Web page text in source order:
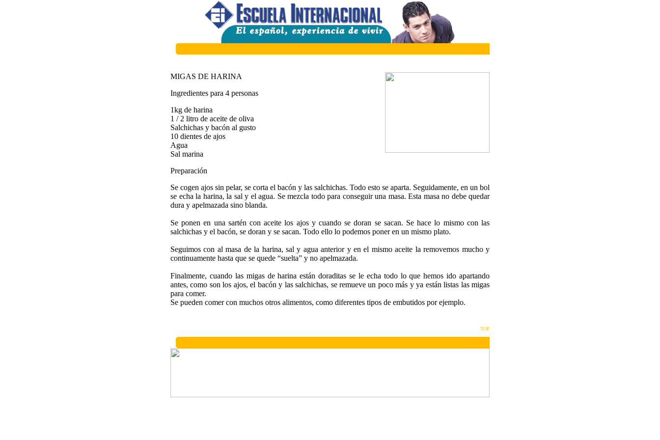
MIGAS DE HARINA
Ingredientes para 4 personas
1kg de harina
1 / 2 litro de aceite de oliva
Salchichas y bacón al gusto
10 dientes de ajos
Agua
Sal marina
Preparación
Se cogen ajos sin pelar, se corta el bacón y las salchichas. Todo esto se aparta. Seguidamente, en un bol
se echa la harina, la sal y el agua. Se mezcla todo para conseguir una masa. Esta masa no debe quedar
dura y apelmazada sino blanda.
Se ponen en una sartén con aceite los ajos y cuando se doran se sacan. Se hace lo mismo con las
salchichas y el bacón, se doran y se sacan. Todo ello lo podemos poner en un mismo plato.
Seguimos con al masa de la harina, sal y agua anterior y en el mismo aceite la removemos mucho y
continuamente hasta que se quede “suelta” y no apelmazada.
Finalmente, cuando las migas de harina están doraditas se le echa todo lo que hemos ido apartando
antes, como son los ajos, el bacón y las salchichas, se remueve un poco más y ya están listas las migas
para comer.
Se pueden comer con muchos otros alimentos, como diferentes tipos de embutidos por ejemplo.
TOP